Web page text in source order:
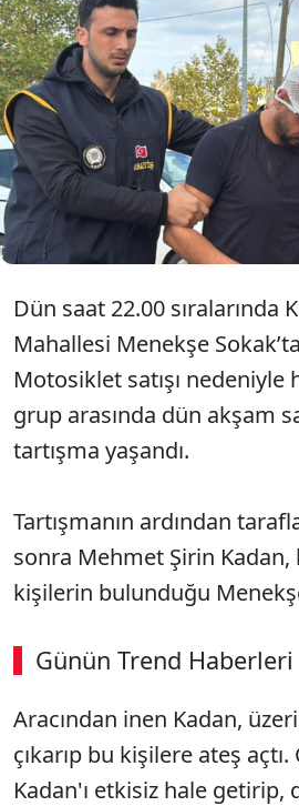
Tekirdağ'ın Çorlu
nedeniyle aralarında
Rıdvan Sabuncu'yu
Mehmet Ö.’yü (39)
Kadan (34), tutuklandı.
Dün saat 22.00 sıralarında
Mahallesi Menekşe
Motosiklet satışı
grup arasında dün akşam
tartışma yaşandı.
Tartışmanın ardından
sonra Mehmet Şirin Kadan,
kişilerin bulunduğu
Günün Trend Haberleri
00:02 / 08:43
Aracından inen Kadan,
çıkarıp bu kişilere ateş
Kadan'ı etkisiz hale getirip,